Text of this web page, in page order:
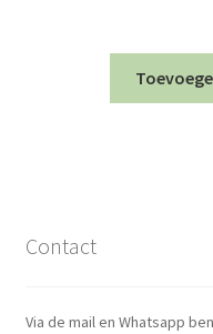
Contact
Via de mail en Whatsapp